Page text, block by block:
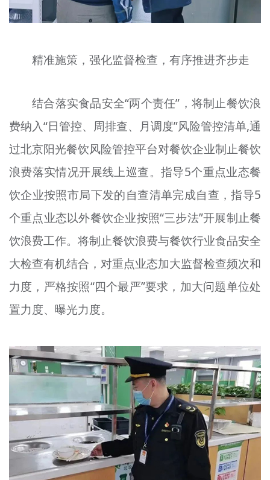
精准施策，强化监督检查，有序推进齐步走
结合落实食品安全“两个责任”，将制止餐饮浪
费纳入“日管控、周排查、月调度”风险管控清单,通
过北京阳光餐饮风险管控平台对餐饮企业制止餐饮
浪费落实情况开展线上巡查。指导5个重点业态餐
饮企业按照市局下发的自查清单完成自查，指导5
个重点业态以外餐饮企业按照“三步法”开展制止餐
饮浪费工作。将制止餐饮浪费与餐饮行业食品安全
大检查有机结合，对重点业态加大监督检查频次和
力度，严格按照“四个最严”要求，加大问题单位处
置力度、曝光力度。